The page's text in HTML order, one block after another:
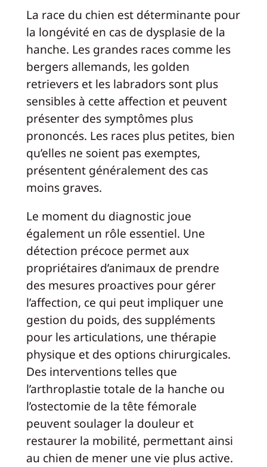
La race du chien est déterminante pour
la longévité en cas de dysplasie de la
hanche. Les grandes races comme les
bergers allemands, les golden
retrievers et les labradors sont plus
sensibles à cette affection et peuvent
présenter des symptômes plus
prononcés. Les races plus petites, bien
qu’elles ne soient pas exemptes,
présentent généralement des cas
moins graves.
Le moment du diagnostic joue
également un rôle essentiel. Une
détection précoce permet aux
propriétaires d’animaux de prendre
des mesures proactives pour gérer
l’affection, ce qui peut impliquer une
gestion du poids, des suppléments
pour les articulations, une thérapie
physique et des options chirurgicales.
Des interventions telles que
l’arthroplastie totale de la hanche ou
l’ostectomie de la tête fémorale
peuvent soulager la douleur et
restaurer la mobilité, permettant ainsi
au chien de mener une vie plus active.